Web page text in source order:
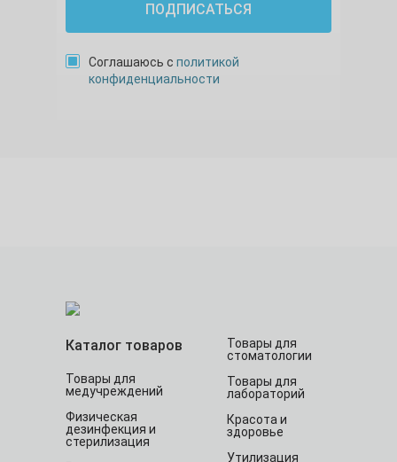
ПОДПИСАТЬСЯ
Соглашаюсь с политикой
конфиденциальности
Каталог товаров
Товары для
медучреждений
Физическая
дезинфекция и
стерилизация
Товары для
стоматологии
Товары для
лабораторий
Красота и
здоровье
Утилизация